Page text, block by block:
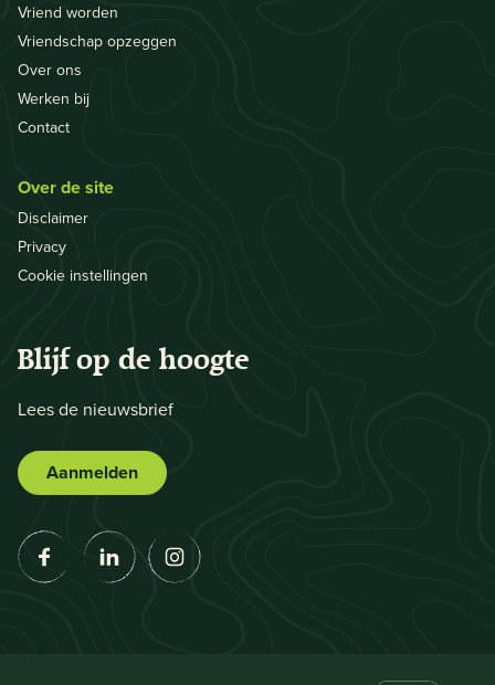
Vriend worden
Vriendschap opzeggen
Over ons
Werken bij
Contact
Over de site
Disclaimer
Privacy
Cookie instellingen
Blijf op de hoogte
Lees de nieuwsbrief
Aanmelden